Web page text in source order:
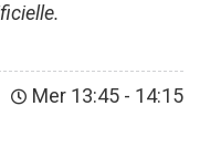
Mer 13:45 - 14:15